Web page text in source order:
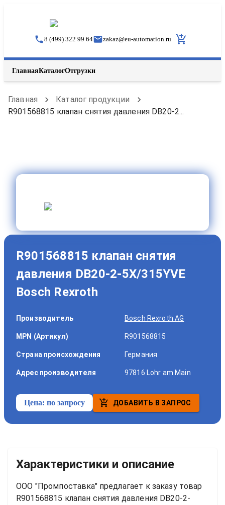
8 (499) 322 99 64 zakaz@eu-automation.ru
ГлавнаяКаталогОтгрузки
Главная
Каталог продукции
R901568815 клапан снятия давления DB20-2...
R901568815 клапан снятия
давления DB20-2-5X/315YVE
Bosch Rexroth
Производитель Bosch Rexroth AG
MPN (Артикул) R901568815
Страна происхождения Германия
Адрес производителя 97816 Lohr am Main
Цена: по запросу ДОБАВИТЬ В ЗАПРОС
Характеристики и описание
ООО "Промпоставка" предлагает к заказу товар
R901568815 клапан снятия давления DB20-2-